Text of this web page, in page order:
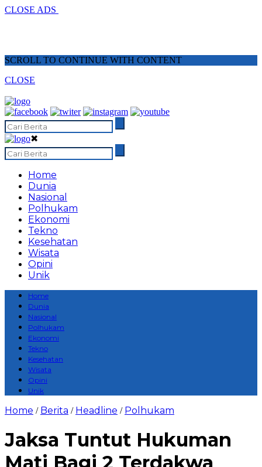
CLOSE ADS
SCROLL TO CONTINUE WITH CONTENT
CLOSE
✖
Home
Dunia
Nasional
Polhukam
Ekonomi
Tekno
Kesehatan
Wisata
Opini
Unik
Home
Dunia
Nasional
Polhukam
Ekonomi
Tekno
Kesehatan
Wisata
Opini
Unik
Home / Berita / Headline / Polhukam
Jaksa Tuntut Hukuman